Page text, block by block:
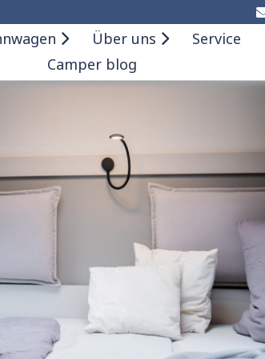
Über uns Service
Camper blog